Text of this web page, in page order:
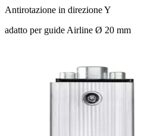
Antirotazione in direzione Y
adatto per guide Airline Ø 20 mm